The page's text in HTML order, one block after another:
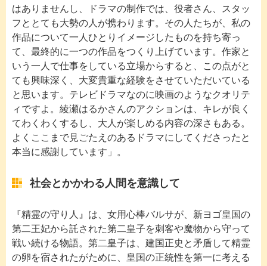
はありませんし、ドラマの制作では、役者さん、スタッ
フととても大勢の人が携わります。その人たちが、私の
作品について一人ひとりイメージしたものを持ち寄っ
て、最終的に一つの作品をつくり上げています。作家と
いう一人で仕事をしている立場からすると、この点がと
ても興味深く、大変貴重な経験をさせていただいている
と思います。テレビドラマなのに映画のようなクオリテ
ィですよ。綾瀬はるかさんのアクションは、キレが良く
てわくわくするし、大人が楽しめる内容の深さもある。
よくここまで見ごたえのあるドラマにしてくださったと
本当に感謝しています」。
社会とかかわる人間を意識して
『精霊の守り人』は、女用心棒バルサが、新ヨゴ皇国の
第二王妃から託された第二皇子を刺客や魔物から守って
戦い続ける物語。第二皇子は、建国正史と矛盾して精霊
の卵を宿されたがために、皇国の正統性を第一に考える